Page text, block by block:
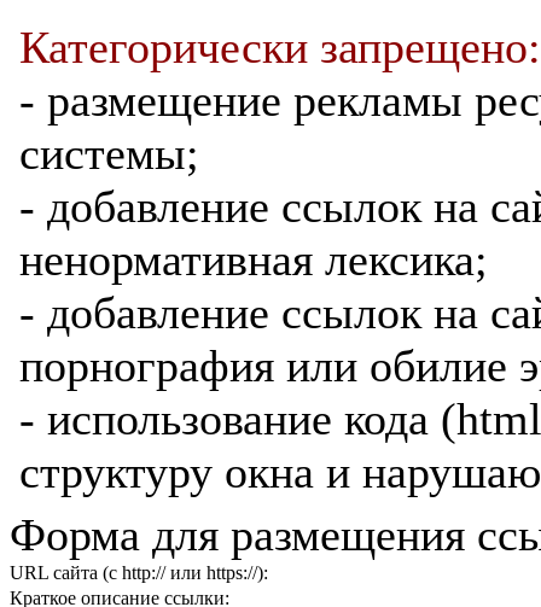
Категорически запрещено:
- размещение рекламы
системы;
- добавление ссылок на
ненормативная лексика;
- добавление ссылок на
порнография или обилие
- использование кода
структуру окна и
Форма для размещения
URL сайта (с http:// или https://):
Краткое описание ссылки: